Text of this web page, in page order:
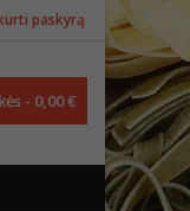
paskyrą
- 0,00 €